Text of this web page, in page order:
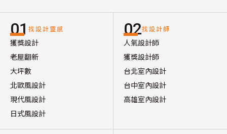
01 找設計靈感
獲獎設計
老屋翻新
大坪數
北歐風設計
現代風設計
日式風設計
02找設計師
人氣設計師
獲獎設計師
台北室內設計
台中室內設計
高雄室內設計